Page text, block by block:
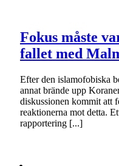
Fokus måste
fallet med
Efter den islamofobiska
annat brände upp
diskussionen kommit att
reaktionerna mot detta.
rapportering [...]